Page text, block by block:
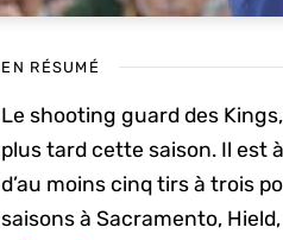
EN RÉSUMÉ
Le shooting guard des
plus tard cette saison. Il est
d’au moins cinq tirs à trois
saisons à Sacramento,